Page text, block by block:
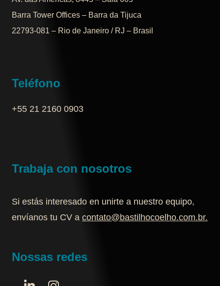
Barra Tower Offices – Barra da Tijuca
22793-081 – Rio de Janeiro / RJ – Brasil
Teléfono
+55 21 2160 0903‬
Trabaja con nosotros
Si estás interesado en unirte a nuestro equipo,
envíanos tu CV a contato@bastilhocoelho.com.br.
Nossas redes